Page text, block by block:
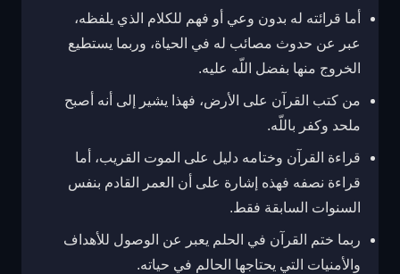
أما قرائته له بدون وعي أو فهم للكلام الذي يلفظه،
عبر عن حدوث مصائب له في الحياة، وربما يستطيع
الخروج منها بفضل اللّه عليه.
من كتب القرآن على الأرض، فهذا يشير إلى أنه أصبح
ملحد وكفر باللّه.
قراءة القرآن وختامه دليل على الموت القريب، أما
قراءة نصفه فهذه إشارة على أن العمر القادم بنفس
السنوات السابقة فقط.
ربما ختم القرآن في الحلم يعبر عن الوصول للأهداف
والأمنيات التي يحتاجها الحالم في حياته.